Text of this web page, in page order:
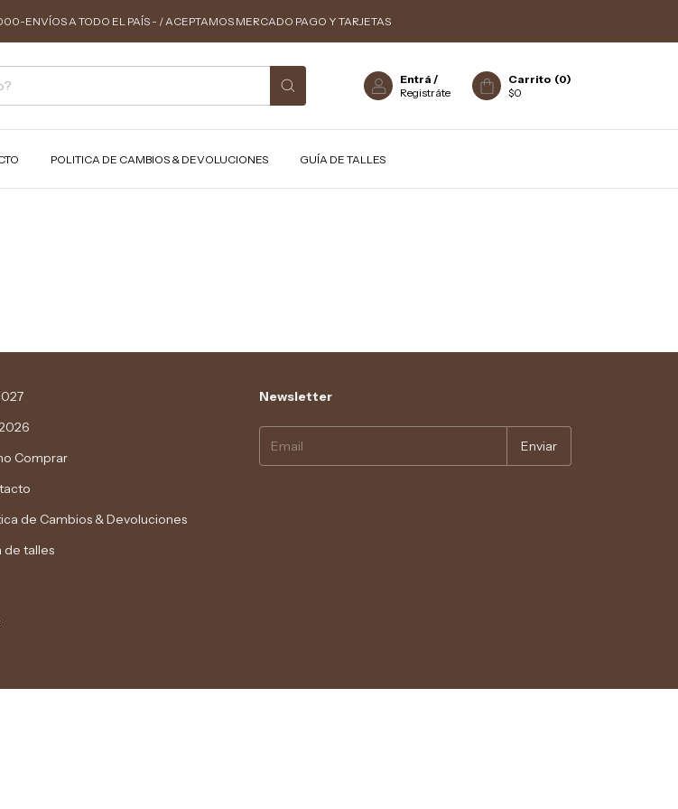
ENVÍOS A TODO EL PAÍS - / ACEPTAMOS MERCADO PAGO Y TARJETAS
Entrá /
Registráte
Carrito (0)
$0
POLITICA DE CAMBIOS & DEVOLUCIONES GUÍA DE TALLES
Comprar
de Cambios & Devoluciones
de talles
Newsletter